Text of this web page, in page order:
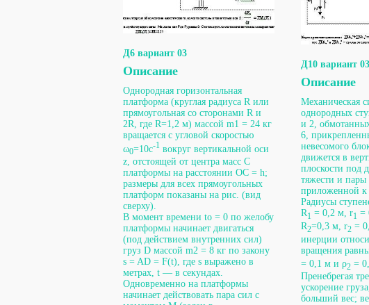
Д6 вариант 03
Описание
Однородная горизонтальная
платформа (круглая радиуса R или
прямоугольная со сторонами R и
2R, где R=1,2 м) массой m1 = 24 кг
вращается с угловой скоростью
ω0=10с-1 вокруг вертикальной оси
z, отстоящей от центра масс С
платформы на расстоянии ОС = h;
размеры для всех прямоугольных
платформ показаны на рис. (вид
сверху).
В момент времени to = 0 по желобу
платформы начинает двигаться
(под действием внутренних сил)
груз D массой m2 = 8 кг по закону
s = AD = F(t), где s выражено в
метрах, t — в секундах.
Одновременно на платформы
начинает действовать пара сил с
Д10 вариант 03
Описание
Механическая
однородных
и 2,
6,
невесомого
движется в
плоскости под
тяжести и
приложенной
Радиусы
R1 = 0,2 м, r1 =
R2=0,3 м, r2=
инерции
вращения
= 0,1 м и ρ2=
Пренебрегая
ускорение
больший вес;